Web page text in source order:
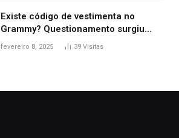
Existe código de vestimenta no
Grammy? Questionamento surgiu
após Bianca Censori, mulher de
fevereiro 8, 2025 39 Visitas